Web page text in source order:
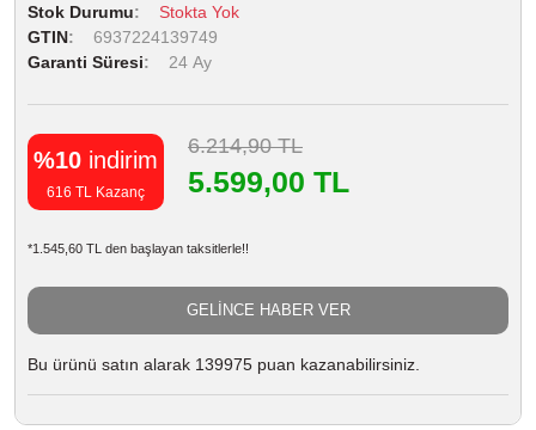
Stok Durumu
Stokta Yok
GTIN
6937224139749
Garanti Süresi
24 Ay
%10 indirim
616 TL Kazanç
6.214,90 TL
5.599,00 TL
*1.545,60 TL den başlayan taksitlerle!!
GELİNCE HABER VER
Bu ürünü satın alarak 139975 puan kazanabilirsiniz.